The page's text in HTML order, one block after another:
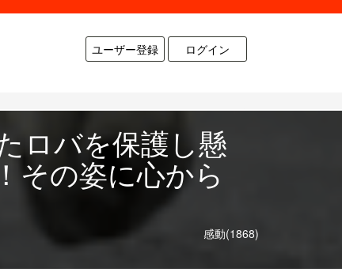
ユーザー登録 ログイン
ロバを保護し懸
その姿に心から
感動(1868)